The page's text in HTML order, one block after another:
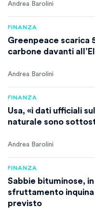
Andrea Barolini
FINANZA
Greenpeace scarica
carbone davanti
Andrea Barolini
FINANZA
Usa, «i dati ufficiali
naturale sono
Andrea Barolini
FINANZA
Sabbie bituminose,
sfruttamento inquina
previsto